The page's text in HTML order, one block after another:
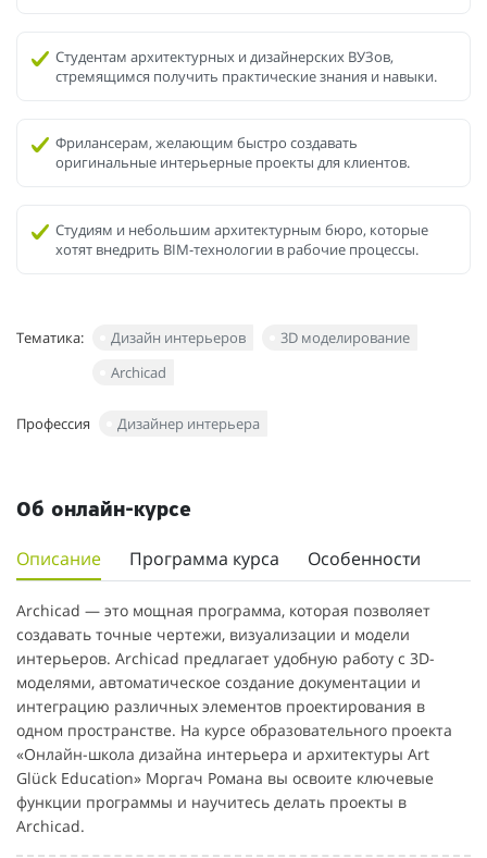
Студентам архитектурных и дизайнерских ВУЗов,
стремящимся получить практические знания и навыки.
Фрилансерам, желающим быстро создавать
оригинальные интерьерные проекты для клиентов.
Студиям и небольшим архитектурным бюро, которые
хотят внедрить BIM-технологии в рабочие процессы.
Тематика: Дизайн интерьеров
3D моделирование
Archicad
Профессия Дизайнер интерьера
Об онлайн-курсе
Описание Программа курса Особенности
Archicad — это мощная программа, которая позволяет
создавать точные чертежи, визуализации и модели
интерьеров. Archicad предлагает удобную работу с 3D-
моделями, автоматическое создание документации и
интеграцию различных элементов проектирования в
одном пространстве. На курсе образовательного проекта
«Онлайн-школа дизайна интерьера и архитектуры Art
Glück Education» Моргач Романа вы освоите ключевые
функции программы и научитесь делать проекты в
Archicad.